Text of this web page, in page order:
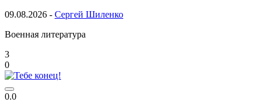
09.08.2026 - Сергей Шиленко
Военная литература
3
0
0.0